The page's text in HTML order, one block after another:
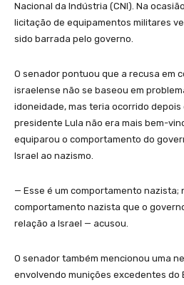
Nacional da Indústria (CNI). Na
licitação de equipamentos militares
sido barrada pelo governo.
O senador pontuou que a recusa em
israelense não se baseou em
idoneidade, mas teria ocorrido
presidente Lula não era mais bem-
equiparou o comportamento do
Israel ao nazismo.
— Esse é um comportamento nazista;
comportamento nazista que o
relação a Israel — acusou.
O senador também mencionou uma
envolvendo munições excedentes do